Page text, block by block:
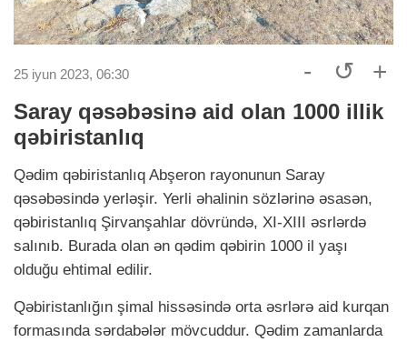
25 iyun 2023, 06:30 - ↺ +
Saray qəsəbəsinə aid olan 1000 illik
qəbiristanlıq
Qədim qəbiristanlıq Abşeron rayonunun Saray
qəsəbəsində yerləşir. Yerli əhalinin sözlərinə əsasən,
qəbiristanlıq Şirvanşahlar dövründə, XI-XIII əsrlərdə
salınıb. Burada olan ən qədim qəbirin 1000 il yaşı
olduğu ehtimal edilir.
Qəbiristanlığın şimal hissəsində orta əsrlərə aid kurqan
formasında sərdabələr mövcuddur. Qədim zamanlarda